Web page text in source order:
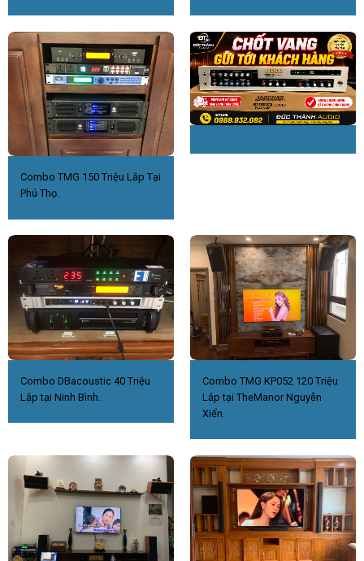
Combo TMG 150 Triệu Lắp Tại
Phú Thọ.
Combo DBacoustic 40 Triệu
Lắp tại Ninh Bình.
Combo TMG KP052 120 Triệu
Lắp tại TheManor Nguyễn
Xiển.